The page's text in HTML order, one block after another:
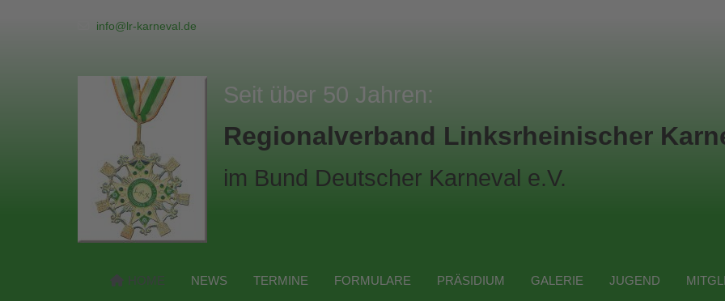
info@lr-karneval.de
Seit über 50 Jahren:
Regionalverband Linksrheinischer
im Bund Deutscher Karneval e.V.
HOME NEWS TERMINE FORMULARE PRÄSIDIUM GALERIE JUGEND